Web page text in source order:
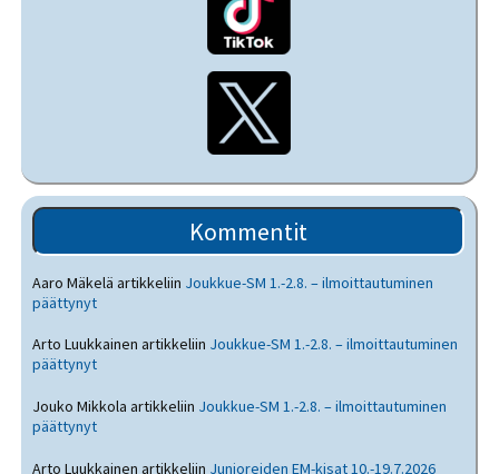
Kommentit
Aaro Mäkelä artikkeliin Joukkue-SM 1.-2.8. – ilmoittautuminen
päättynyt
Arto Luukkainen artikkeliin Joukkue-SM 1.-2.8. – ilmoittautuminen
päättynyt
Jouko Mikkola artikkeliin Joukkue-SM 1.-2.8. – ilmoittautuminen
päättynyt
Arto Luukkainen artikkeliin Junioreiden EM-kisat 10.-19.7.2026